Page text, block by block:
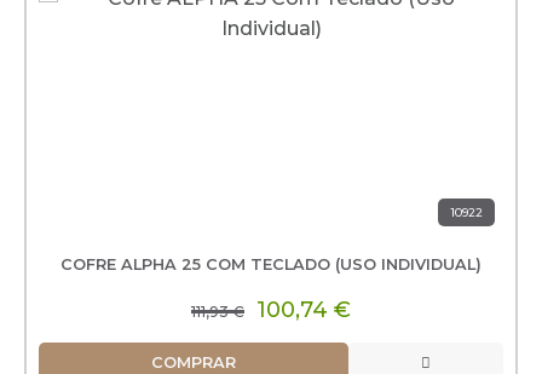
10922
COFRE ALPHA 25 COM TECLADO (USO INDIVIDUAL)
111,93 € 100,74 €
COMPRAR